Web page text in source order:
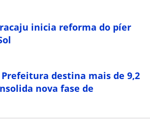
inicia reforma do píer
Prefeitura destina mais de 9,2
nova fase de